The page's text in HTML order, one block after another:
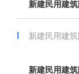
新建民用建
新建民用建
新建民用建